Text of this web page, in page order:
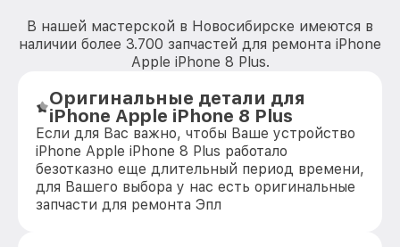
В нашей мастерской в Новосибирске имеются в
наличии более 3.700 запчастей для ремонта iPhone
Apple iPhone 8 Plus.
Оригинальные детали для
iPhone Apple iPhone 8 Plus
Если для Вас важно, чтобы Ваше устройство
iPhone Apple iPhone 8 Plus работало
безотказно еще длительный период времени,
для Вашего выбора у нас есть оригинальные
запчасти для ремонта Эпл